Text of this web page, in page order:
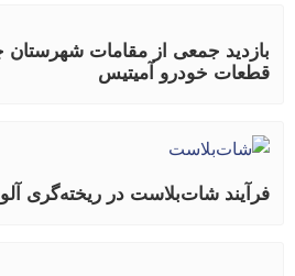
بازدید جمعی از مقامات شهرستان
قطعات خودرو آمیتیس
فرآیند شات‌بلاست در ریخته‌گری